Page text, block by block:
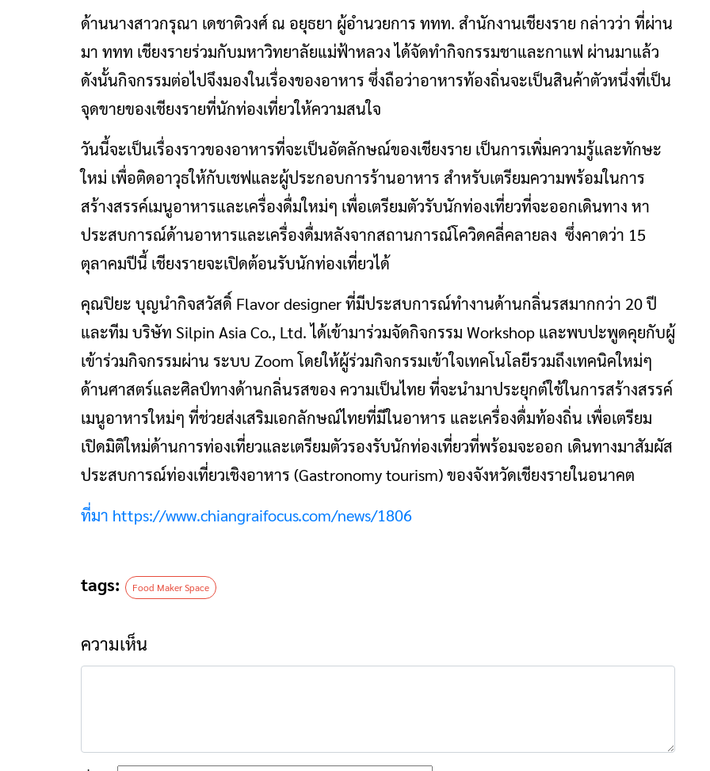
ด้านนางสาวกรุณา เดชาติวงศ์ ณ อยุธยา ผู้อำนวยการ ททท. สำนักงานเชียงราย กล่าวว่า ที่ผ่าน
มา ททท เชียงรายร่วมกับมหาวิทยาลัยแม่ฟ้าหลวง ได้จัดทำกิจกรรมชาและกาแฟ ผ่านมาแล้ว
ดังนั้นกิจกรรมต่อไปจึงมองในเรื่องของอาหาร ซึ่งถือว่าอาหารท้องถิ่นจะเป็นสินค้าตัวหนึ่งที่เป็น
จุดขายของเชียงรายที่นักท่องเที่ยวให้ความสนใจ
วันนี้จะเป็นเรื่องราวของอาหารที่จะเป็นอัตลักษณ์ของเชียงราย เป็นการเพิ่มความรู้และทักษะ
ใหม่ เพื่อติดอาวุธให้กับเชฟและผู้ประกอบการร้านอาหาร สำหรับเตรียมความพร้อมในการ
สร้างสรรค์เมนูอาหารและเครื่องดื่มใหม่ๆ เพื่อเตรียมตัวรับนักท่องเที่ยวที่จะออกเดินทาง หา
ประสบการณ์ด้านอาหารและเครื่องดื่มหลังจากสถานการณ์โควิดคลี่คลายลง ซึ่งคาดว่า 15
ตุลาคมปีนี้ เชียงรายจะเปิดต้อนรับนักท่องเที่ยวได้
คุณปิยะ บุญนำกิจสวัสดิ์ Flavor designer ที่มีประสบการณ์ทำงานด้านกลิ่นรสมากกว่า 20 ปี
และทีม บริษัท Silpin Asia Co., Ltd. ได้เข้ามาร่วมจัดกิจกรรม Workshop และพบปะพูดคุยกับผู้
เข้าร่วมกิจกรรมผ่าน ระบบ Zoom โดยให้ผู้ร่วมกิจกรรมเข้าใจเทคโนโลยีรวมถึงเทคนิคใหม่ๆ
ด้านศาสตร์และศิลป์ทางด้านกลิ่นรสของ ความเป็นไทย ที่จะนำมาประยุกต์ใช้ในการสร้างสรรค์
เมนูอาหารใหม่ๆ ที่ช่วยส่งเสริมเอกลักษณ์ไทยที่มีในอาหาร และเครื่องดื่มท้องถิ่น เพื่อเตรียม
เปิดมิติใหม่ด้านการท่องเที่ยวและเตรียมตัวรองรับนักท่องเที่ยวที่พร้อมจะออก เดินทางมาสัมผัส
ประสบการณ์ท่องเที่ยวเชิงอาหาร (Gastronomy tourism) ของจังหวัดเชียงรายในอนาคต
ที่มา https://www.chiangraifocus.com/news/1806
tags: Food Maker Space
ความเห็น